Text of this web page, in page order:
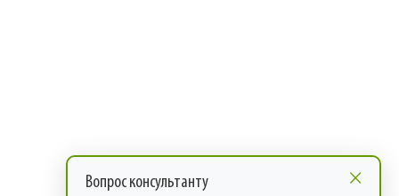
Вопрос консультанту ×